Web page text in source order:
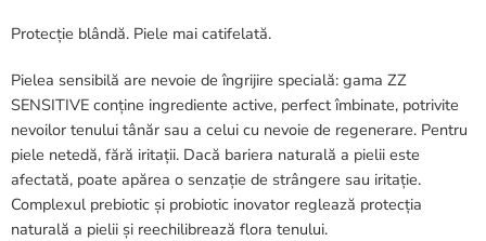
Protecție blândă. Piele mai catifelată.
Pielea sensibilă are nevoie de îngrijire specială: gama ZZ
SENSITIVE conține ingrediente active, perfect îmbinate, potrivite
nevoilor tenului tânăr sau a celui cu nevoie de regenerare. Pentru
piele netedă, fără iritații. Dacă bariera naturală a pielii este
afectată, poate apărea o senzație de strângere sau iritație.
Complexul prebiotic și probiotic inovator reglează protecția
naturală a pielii și reechilibrează flora tenului.